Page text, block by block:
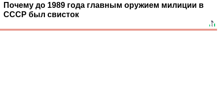
Почему до 1989 года главным оружием милиции в
СССР был свисток